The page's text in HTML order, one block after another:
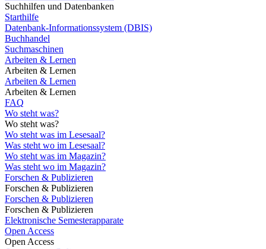
Suchhilfen und Datenbanken
Starthilfe
Datenbank-Informationssystem (DBIS)
Buchhandel
Suchmaschinen
Arbeiten & Lernen
Arbeiten & Lernen
Arbeiten & Lernen
Arbeiten & Lernen
FAQ
Wo steht was?
Wo steht was?
Wo steht was im Lesesaal?
Was steht wo im Lesesaal?
Wo steht was im Magazin?
Was steht wo im Magazin?
Forschen & Publizieren
Forschen & Publizieren
Forschen & Publizieren
Forschen & Publizieren
Elektronische Semesterapparate
Open Access
Open Access